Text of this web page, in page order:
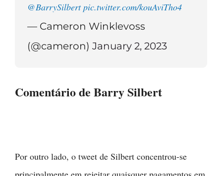
@BarrySilbert pic.twitter.com/kouAviTho4
— Cameron Winklevoss
(@cameron) January 2, 2023
Comentário de Barry Silbert
Por outro lado, o tweet de Silbert concentrou-se